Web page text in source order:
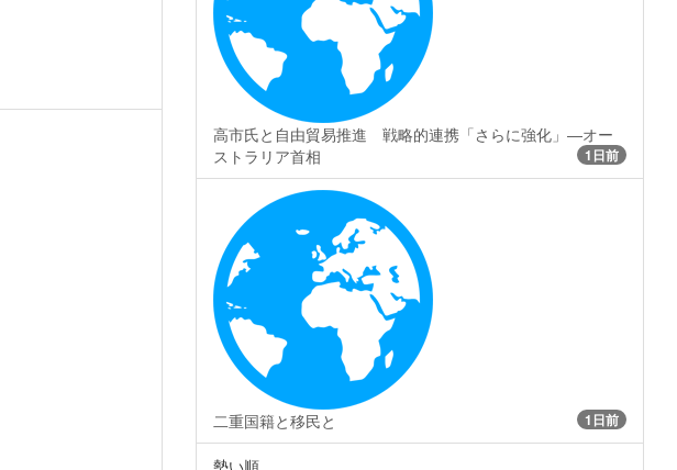
高市氏と自由貿易推進 戦略的連携「さらに強化」―オー
ストラリア首相
1日前
二重国籍と移民と 1日前